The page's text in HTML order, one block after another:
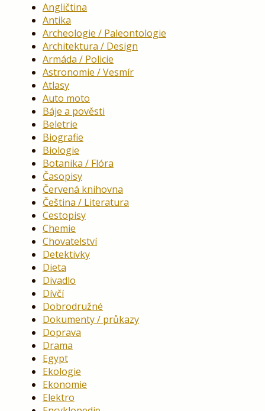
Angličtina
Antika
Archeologie / Paleontologie
Architektura / Design
Armáda / Policie
Astronomie / Vesmír
Atlasy
Auto moto
Báje a pověsti
Beletrie
Biografie
Biologie
Botanika / Flóra
Časopisy
Červená knihovna
Čeština / Literatura
Cestopisy
Chemie
Chovatelství
Detektivky
Dieta
Divadlo
Dívčí
Dobrodružné
Dokumenty / průkazy
Doprava
Drama
Egypt
Ekologie
Ekonomie
Elektro